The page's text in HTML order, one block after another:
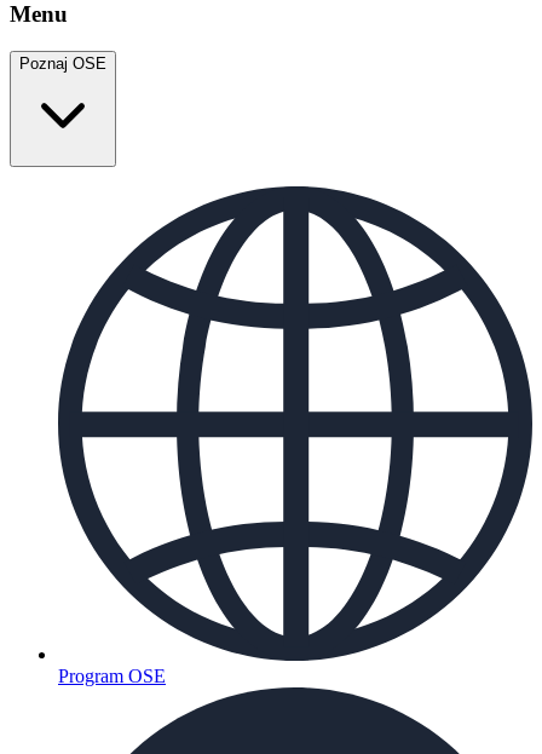
Menu
Poznaj OSE
Program OSE